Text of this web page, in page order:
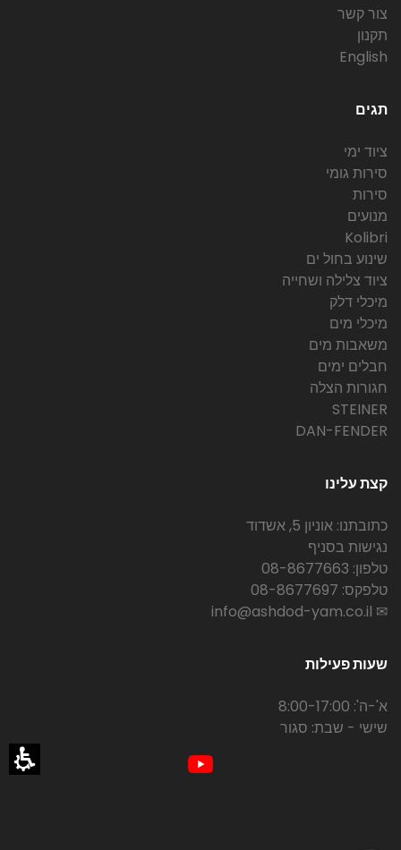
צור קשר
תקנון
English
תגים
ציוד ימי
סירות גומי
סירות
מנועים
Kolibri
שינוע בחול ים
ציוד צלילה ושחייה
מיכלי דלק
מיכלי מים
משאבות מים
חבלים ימים
חגורות הצלה
STEINER
DAN-FENDER
קצת עלינו
כתובתנו: אוניון 5, אשדוד
נגישות בסניף
טלפון: 08-8677663
טלפקס: 08-8677697
✉ info@ashdod-yam.co.il
שעות פעילות
א'-ה': 8:00-17:00
שישי - שבת: סגור